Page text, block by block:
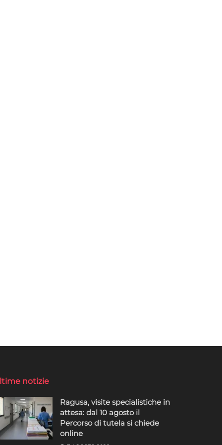
notizie
Ragusa, visite specialistiche in
attesa: dal 10 agosto il
Percorso di tutela si chiede
online